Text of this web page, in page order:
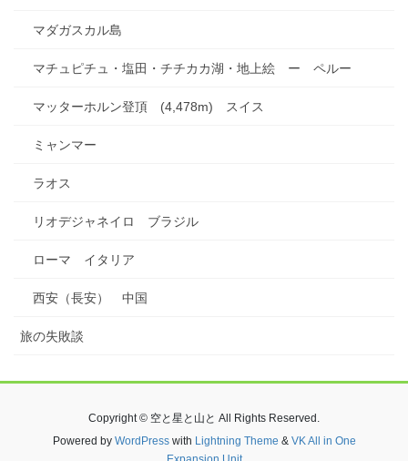
マダガスカル島
マチュピチュ・塩田・チチカカ湖・地上絵 ー ペルー
マッターホルン登頂 (4,478m) スイス
ミャンマー
ラオス
リオデジャネイロ ブラジル
ローマ イタリア
西安（長安） 中国
旅の失敗談
Copyright © 空と星と山と All Rights Reserved.
Powered by WordPresswith Lightning Theme & VK All in One